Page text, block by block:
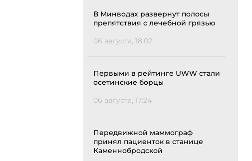
В Минводах развернут полосы
препятствия с лечебной грязью
06 августа, 18:02
Первыми в рейтинге UWW стали
осетинские борцы
06 августа, 17:24
Передвижной маммограф
принял пациенток в станице
Каменнобродской